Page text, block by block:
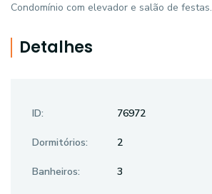
Condomínio com elevador e salão de festas.
Detalhes
ID: 76972
Dormitórios: 2
Banheiros: 3